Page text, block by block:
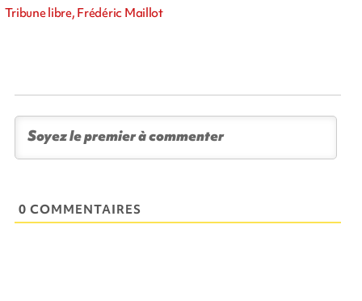
Tribune libre, Frédéric Maillot
0 COMMENTAIRES